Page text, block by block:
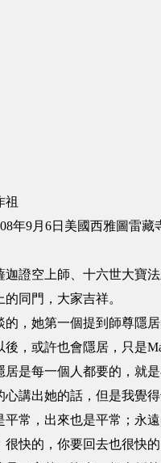
祖
年9月6日美國西雅圖雷藏
迦證空上師、十六世大寶
同門，大家吉祥。
的，她第一個提到師尊隱
後，或許也會隱居，只是
居是每一個人都要的，就
心講出她的話，但是我覺
平常，出來也是平常；永
很快的，你要回去也很快